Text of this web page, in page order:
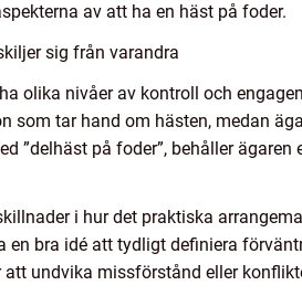
av att ha en häst på foder.
sig från varandra
olika nivåer av kontroll och
som tar hand om hästen, medan
”delhäst på foder”, behåller
i hur det praktiska
en bra idé att tydligt definiera
undvika missförstånd eller